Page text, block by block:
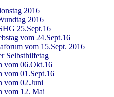
2016
2016
25.Sept.16
vom 24.Sept.16
vom 15.Sept. 2016
Selbsthilfetag
vom 06.Okt.16
vom 01.Sept.16
vom 02.Juni
vom 12. Mai